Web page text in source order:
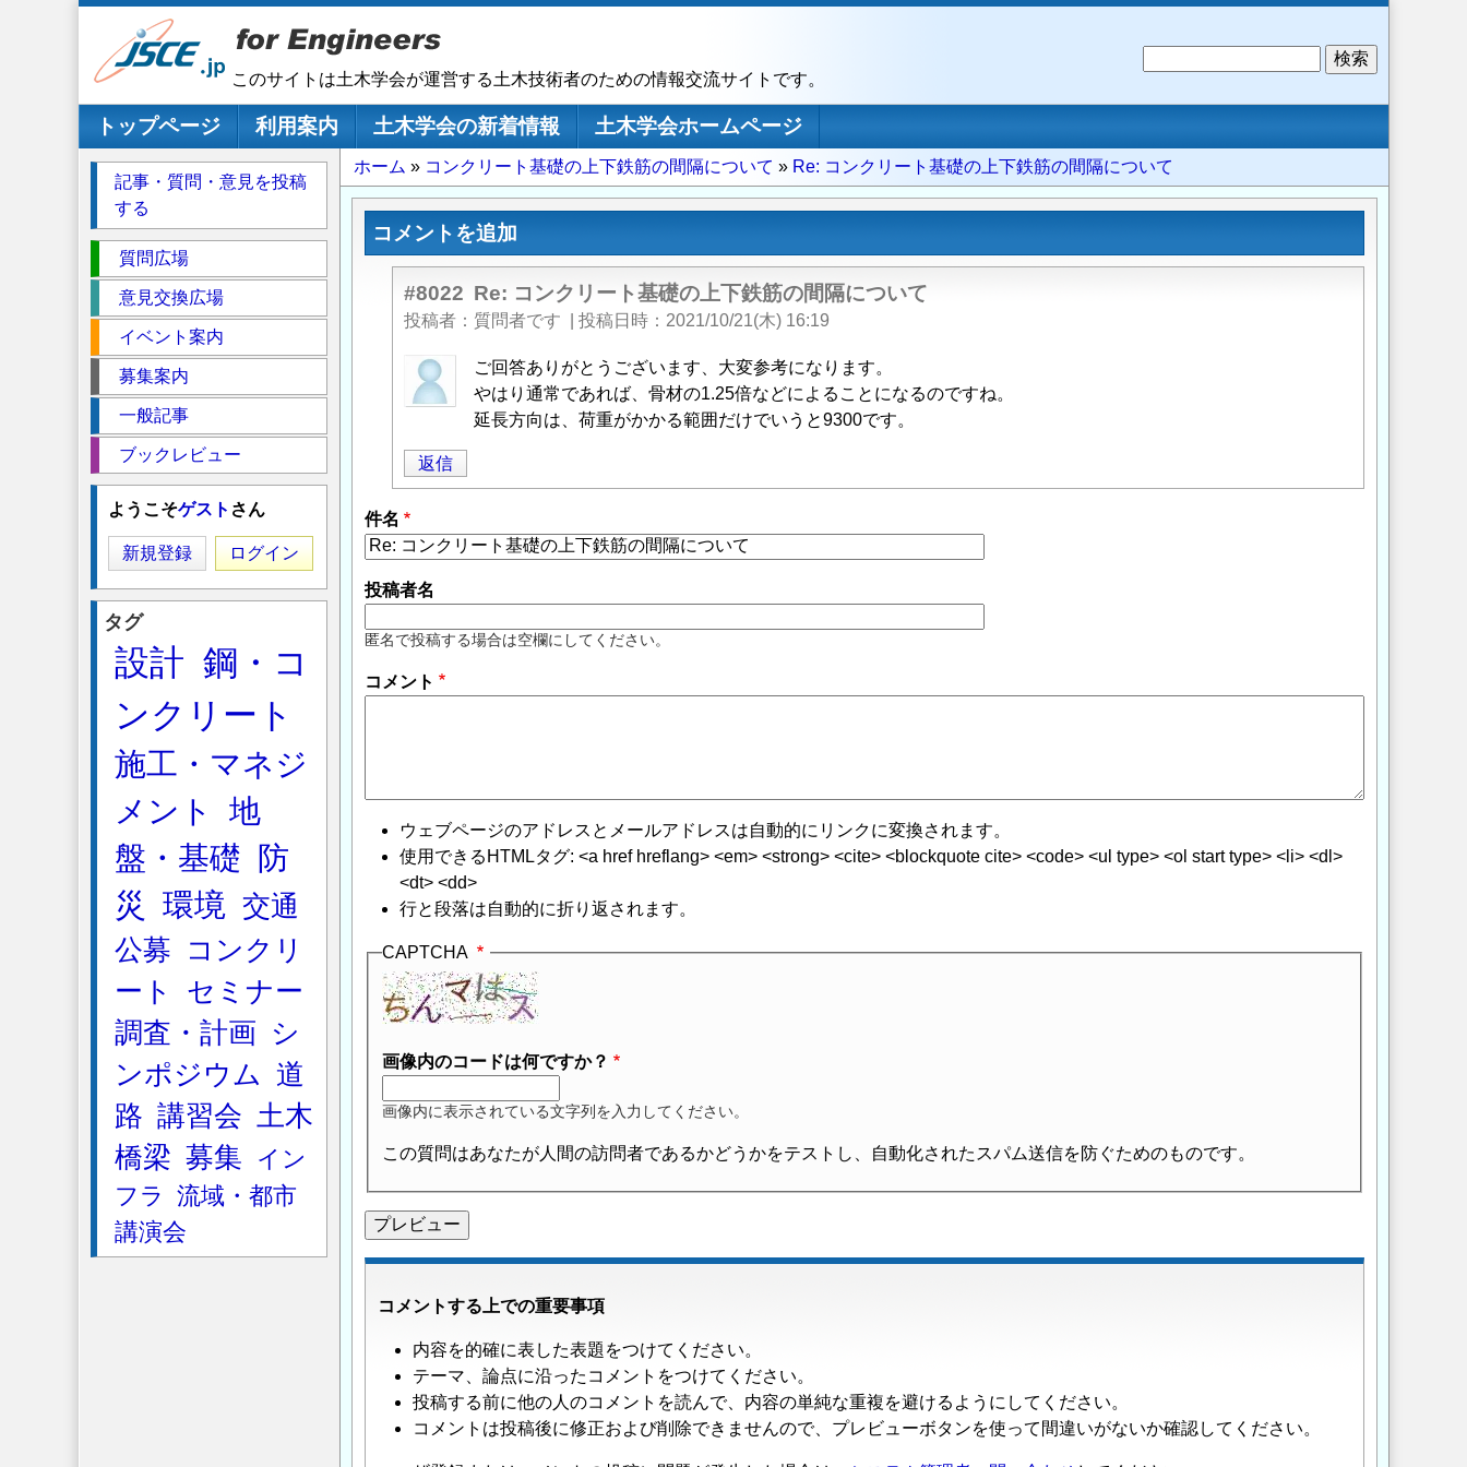
このサイトは土木学会が運営する土木技術者のための情報交流サイトです。
メインナビゲーション
トップページ 利用案内 土木学会の新着情報
土木学会ホームページ
パ
ン
ず
ホーム コンクリート基礎の上下鉄筋の間隔について Re: コンクリート基礎の上下鉄筋の間隔について
コメントを追加
#8022 Re: コンクリート基礎の上下鉄筋の間隔について
投稿者 質問者です 投稿日時 2021/10/21(木) 16:19
匿
名
稿
者
よ
る
「
Re:
コ
ン
リ
上
下
鉄
筋
の
間
隔
に
つ
い
て」
の
ご回答ありがとうございます、大変参考になります。
やはり通常であれば、骨材の1.25倍などによることになるのですね。
延長方向は、荷重がかかる範囲だけでいうと9300です。
返信
件名
投稿者名
匿名で投稿する場合は空欄にしてください。
コメント
ウェブページのアドレスとメールアドレスは自動的にリンクに変換されます。
使用できるHTMLタグ: <a href hreflang> <em> <strong> <cite> <blockquote cite> <code> <ul type> <ol start type> <li> <dl>
<dt> <dd>
行と段落は自動的に折り返されます。
CAPTCHA
画像内のコードは何ですか？
画像内に表示されている文字列を入力してください。
この質問はあなたが人間の訪問者であるかどうかをテストし、自動化されたスパム送信を防ぐためのものです。
コメントする上での重要事項
内容を的確に表した表題をつけてください。
テーマ、論点に沿ったコメントをつけてください。
投稿する前に他の人のコメントを読んで、内容の単純な重複を避けるようにしてください。
コメントは投稿後に修正および削除できませんので、プレビューボタンを使って間違いがないか確認してください。
記事・質問・意見を投稿
する
ク
シ
質問広場
意見交換広場
イベント案内
募集案内
一般記事
ブックレビュー
ようこそゲスト さん
新規登録 ログイン
タグ
設計 鋼・コ
ンクリート
施工・マネジ
メント
地
盤・基礎
防
災
環境 交通
公募
コンクリ
ート
セミナー
調査・計画
シ
ンポジウム 道
路 講習会 土木
橋梁 募集
イン
フラ
流域・都市
講演会